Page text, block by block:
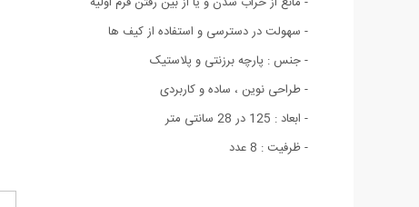
- سهولت در دسترسی و استفاده از کیف ها
- جنس : پارچه برزنتی و پلاستیک
- طراحی نوین ، ساده و کاربردی
- ابعاد : 125 در 28 سانتی متر
- ظرفیت : 8 عدد